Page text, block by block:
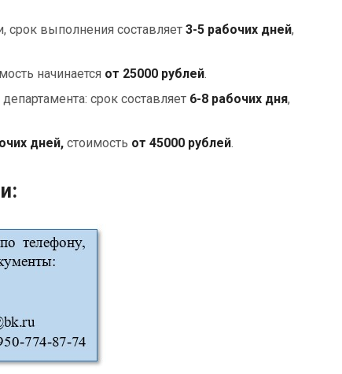
срок выполнения составляет 3-5 рабочих дней,
начинается от 25000 рублей.
срок составляет 6-8 рабочих дня,
дней, стоимость от 45000 рублей.